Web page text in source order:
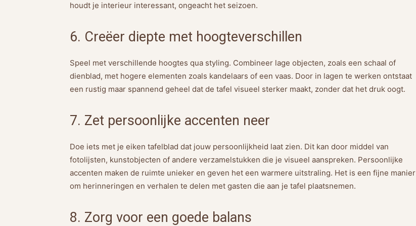
houdt je interieur interessant, ongeacht het seizoen.
6. Creëer diepte met hoogteverschillen
Speel met verschillende hoogtes qua styling. Combineer lage objecten, zoals een schaal of
dienblad, met hogere elementen zoals kandelaars of een vaas. Door in lagen te werken ontstaat
een rustig maar spannend geheel dat de tafel visueel sterker maakt, zonder dat het druk oogt.
7. Zet persoonlijke accenten neer
Doe iets met je eiken tafelblad dat jouw persoonlijkheid laat zien. Dit kan door middel van
fotolijsten, kunstobjecten of andere verzamelstukken die je visueel aanspreken. Persoonlijke
accenten maken de ruimte unieker en geven het een warmere uitstraling. Het is een fijne manier
om herinneringen en verhalen te delen met gasten die aan je tafel plaatsnemen.
8. Zorg voor een goede balans